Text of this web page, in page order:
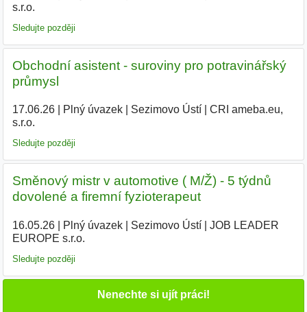
s.r.o.
Sledujte později
Obchodní asistent - suroviny pro potravinářský
průmysl
17.06.26| Plný úvazek| Sezimovo Ústí|
CRI ameba.eu,
s.r.o.
Sledujte později
Směnový mistr v automotive ( M/Ž) - 5 týdnů
dovolené a firemní fyzioterapeut
16.05.26| Plný úvazek| Sezimovo Ústí|
JOB LEADER
EUROPE s.r.o.
Sledujte později
Nenechte si ujít práci!